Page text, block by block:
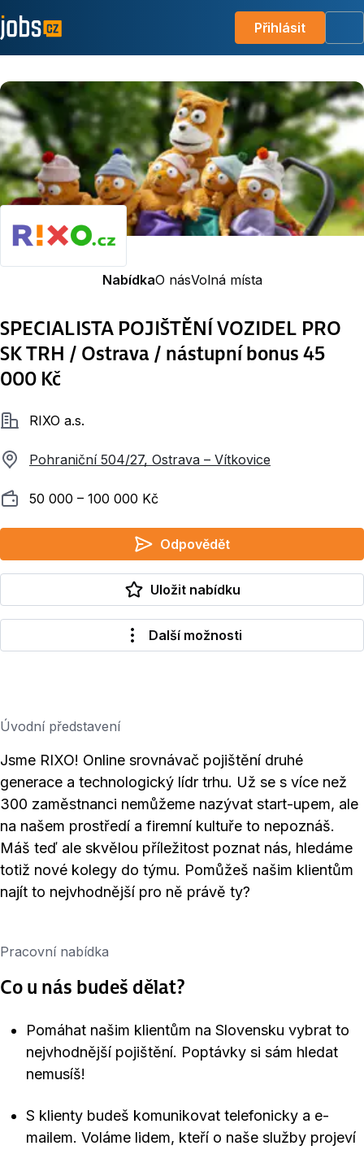
Přihlásit
NabídkaO násVolná místa
SPECIALISTA POJIŠTĚNÍ VOZIDEL PRO
SK TRH / Ostrava / nástupní bonus 45
000 Kč
SpolečnostRIXO a.s.
Pohraniční 504/27, Ostrava – Vítkovice
Plat 50 000 ‍–‍ 100 000 Kč
Odpovědět
Uložit nabídku
Další možnosti
Úvodní představení
Jsme RIXO! Online srovnávač pojištění druhé
generace a technologický lídr trhu. Už se s více než
300 zaměstnanci nemůžeme nazývat start-upem, ale
na našem prostředí a firemní kultuře to nepoznáš.
Máš teď ale skvělou příležitost poznat nás, hledáme
totiž nové kolegy do týmu. Pomůžeš našim klientům
najít to nejvhodnější pro ně právě ty?
Pracovní nabídka
Co u nás budeš dělat?
Pomáhat našim klientům na Slovensku vybrat to
nejvhodnější pojištění. Poptávky si sám hledat
nemusíš!
S klienty budeš komunikovat telefonicky a e-
mailem. Voláme lidem, kteří o naše služby projeví